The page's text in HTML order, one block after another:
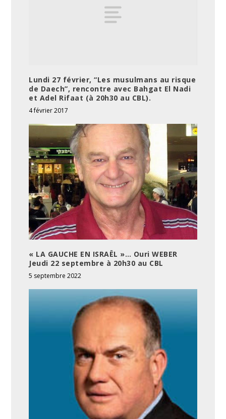
Lundi 27 février, “Les musulmans au risque
de Daech”, rencontre avec Bahgat El Nadi
et Adel Rifaat (à 20h30 au CBL).
4 février 2017
« LA GAUCHE EN ISRAËL »… Ouri WEBER
Jeudi 22 septembre à 20h30 au CBL
5 septembre 2022